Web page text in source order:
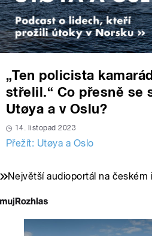
„Ten policista
střelil.“ Co přesně se
Utøya a v Oslu?
14. listopad 2023
Přežít: Utøya a Oslo
Největší audioportál na českém